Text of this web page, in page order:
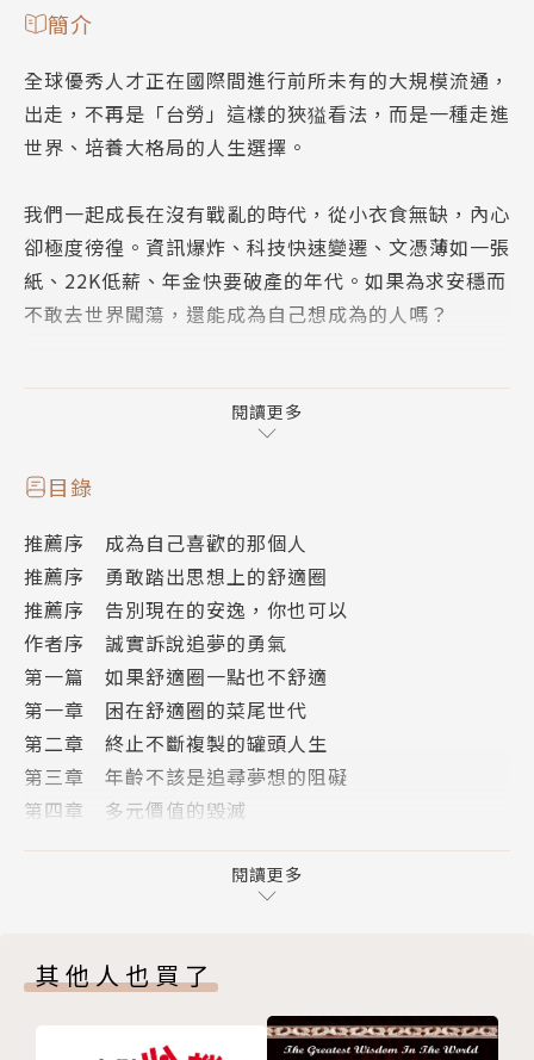
簡介
全球優秀人才正在國際間進行前所未有的大規模流通，
出走，不再是「台勞」這樣的狹獈看法，而是一種走進
世界、培養大格局的人生選擇。
我們一起成長在沒有戰亂的時代，從小衣食無缺，內心
卻極度徬徨。資訊爆炸、科技快速變遷、文憑薄如一張
紙、22K低薪、年金快要破產的年代。如果為求安穩而
不敢去世界闖蕩，還能成為自己想成為的人嗎？
時，桌上已剩菜尾，到了我們準備就業時，已經杯盤狼
藉、吃乾抹盡。」──＜像我這樣七年級的人＞‧蘇瑋
璇
本書作者誠實記錄了自己曾經如何在高中立定志向，卻
在醫學院畢業前夕對未來感到茫然，而決定奮力一擊，
尋找新方向。在對世界投遞出一封封履歷表之後，得到
聯合國總部與哈佛大學的面試機會，與夢寐以求的世界
一流人才共事，以及跨出舒適圈後所看過的、感受過的
艱難。
希望每個正在迷惘中的你，都可以在這些茫然與勇氣
裡，重新找到人生的出口。
閱讀更多
目錄
推薦序 成為自己喜歡的那個人
推薦序 勇敢踏出思想上的舒適圈
推薦序 告別現在的安逸，你也可以
作者序 誠實訴說追夢的勇氣
第一篇 如果舒適圈一點也不舒適
第一章 困在舒適圈的菜尾世代
第二章 終止不斷複製的罐頭人生
第三章 年齡不該是追尋夢想的阻礙
第四章 多元價值的毀滅
第二篇 只要敢闖，世界就是你的
第六章 為了核心價值而勇敢改變
第八章 聯合國與哈佛的面試：你的Commitment是
第九章 勇敢成為世界的獨一無二
閱讀更多
其他人也買了